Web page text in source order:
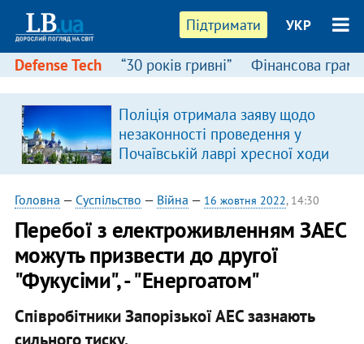
Підтримати УКР
Defense Tech “30 років гривні” Фінансова
Поліція отримала заяву щодо
незаконності проведення у
Почаївській лаврі хресної ходи
Головна — Суспільство — Війна — 16 жовтня 2022, 14:30
Перебої з електроживленням ЗАЕС
можуть призвести до другої
"Фукусіми", - "Енергоатом"
Співробітники Запорізької АЕС зазнають
сильного тиску.